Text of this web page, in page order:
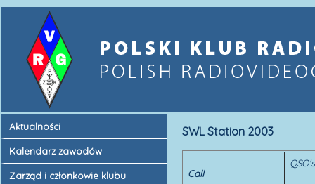
Aktualności
Kalendarz zawodów
Zarząd i członkowie klubu
SWL Station 2003
Call
QSO's